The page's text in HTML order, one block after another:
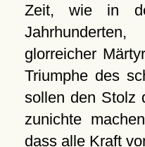
Zeit, wie in
glorreicher
Triumphe des
sollen den Stolz
zunichte
dass alle Kraft